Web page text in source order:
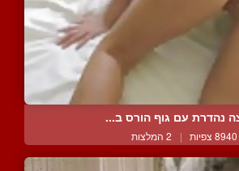
נהדרת עם גוף הורס ב...
8940 צפיות | 2 המלצות